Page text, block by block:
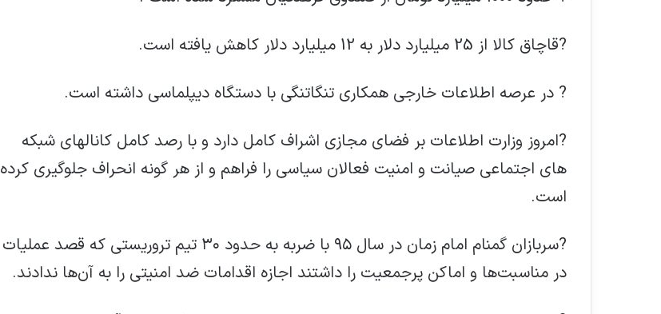
?قاچاق کالا از 25 میلیارد دلار به 12 میلیارد دلار کاهش یافته است.
? در عرصه اطلاعات خارجی همکاری تنگاتنگی با دستگاه دیپلماسی داشته است.
?امروز وزارت اطلاعات بر فضای مجازی اشراف کامل دارد و با رصد کامل کانالهای شبکه
های اجتماعی صیانت و امنیت فعالان سیاسی را فراهم و از هر گونه انحراف جلوگیری کرده
است.
?سربازان گمنام امام زمان در سال ۹۵ با ضربه به حدود ۳۰ تیم تروریستی که قصد عملیات
در مناسبت‌ها و اماکن پرجمعیت را داشتند اجازه اقدامات ضد امنیتی را به آن‌ها ندادند.
سی‌سی قابل ‌عرضه به بازار نیست.
گوید «شما اخراجيد».
هیئت نظارت بر انتخابات استان فارس